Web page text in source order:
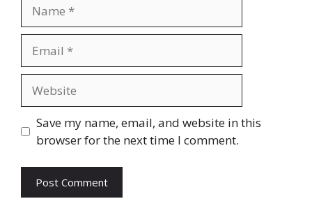
Save my name, email, and website in this
browser for the next time I comment.